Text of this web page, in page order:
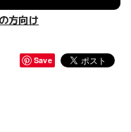
方向け
Save